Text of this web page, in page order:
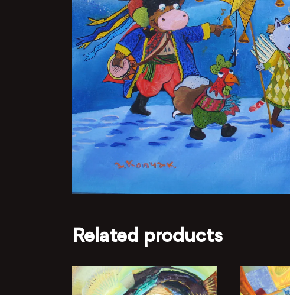
Related products